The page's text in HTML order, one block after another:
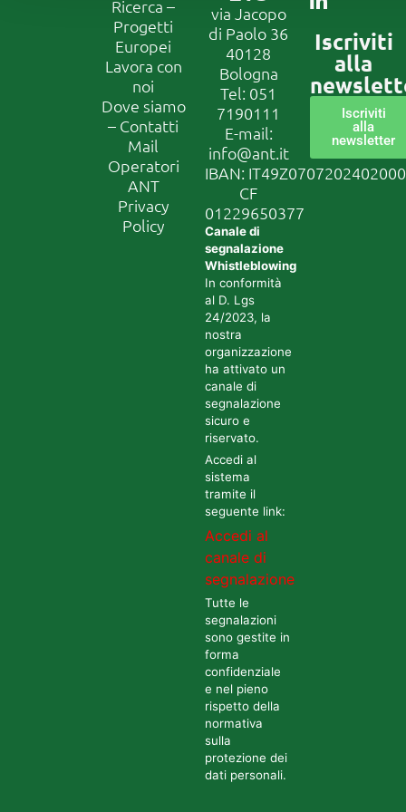
Ricerca –
Progetti
Europei
Lavora con
noi
Dove siamo
– Contatti
Mail
Operatori
ANT
Privacy
Policy
via Jacopo
di Paolo 36
40128
Bologna
Tel: 051
7190111
E-mail:
info@ant.it
IBAN:
CF
01229650377
Canale di
segnalazione
Whistleblowing
In conformità
al D. Lgs
24/2023, la
nostra
organizzazione
ha attivato un
canale di
segnalazione
sicuro e
riservato.
Accedi al
sistema
tramite il
seguente link:
Accedi al
canale di
segnalazione
Tutte le
segnalazioni
sono gestite in
forma
confidenziale
e nel pieno
rispetto della
normativa
sulla
protezione dei
dati personali.
Iscriviti
alla
Iscriviti
alla
newsletter